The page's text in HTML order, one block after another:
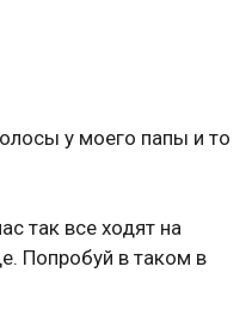
у моего папы и то
так все ходят на
Попробуй в таком в